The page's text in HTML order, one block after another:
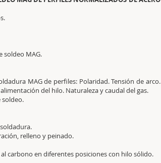
soldeo MAG.
MAG de perfiles: Polaridad. Tensión de arco.
del hilo. Naturaleza y caudal del gas.
soldeo.
relleno y peinado.
carbono en diferentes posiciones con hilo sólido.